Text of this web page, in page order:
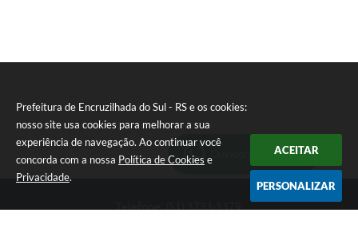
Prefeitura de Encruzilhada do Sul - RS e os cookies:
nosso site usa cookies para melhorar a sua
experiência de navegação. Ao continuar você
concorda com a nossa Política de Cookies e
Privacidade.
ACEITAR
PERSONALIZAR
Ouvidoria Municipal